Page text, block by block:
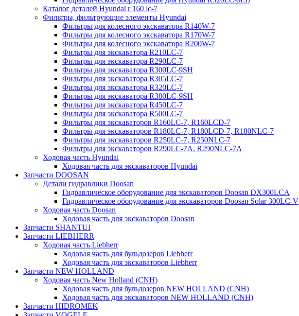
Каталог деталей Hyundai r 160 lc-7
Фильтры, фильтрующие элементы Hyundai
Фильтры для колесного экскаватора R140W-7
Фильтры для колесного экскаватора R170W-7
Фильтры для колесного экскаватора R200W-7
Фильтры для экскаватора R210LC-7
Фильтры для экскаватора R290LC-7
Фильтры для экскаватора R300LC-9SH
Фильтры для экскаватора R305LC-7
Фильтры для экскаватора R320LC-7
Фильтры для экскаватора R380LC-9SH
Фильтры для экскаватора R450LC-7
Фильтры для экскаватора R500LC-7
Фильтры для экскаваторов R160LC-7, R160LCD-7
Фильтры для экскаваторов R180LC-7, R180LCD-7, R180NLC-7
Фильтры для экскаваторов R250LC-7, R250NLC-7
Фильтры для экскаваторов R290LC-7A, R290NLC-7A
Ходовая часть Hyundai
Ходовая часть для экскаваторов Hyundai
Запчасти DOOSAN
Детали гидравлики Doosan
Гидравлическое оборудование для экскаваторов Doosan DX300LCA
Гидравлическое оборудование для экскаваторов Doosan Solar 300LC-V
Ходовая часть Doosan
Ходовая часть для экскаваторов Doosan
Запчасти SHANTUI
Запчасти LIEBHERR
Ходовая часть Liebherr
Ходовая часть для бульдозеров Liebherr
Ходовая часть для экскаваторов Liebherr
Запчасти NEW HOLLAND
Ходовая часть New Holland (CNH)
Ходовая часть для бульдозеров NEW HOLLAND (CNH)
Ходовая часть для экскаваторов NEW HOLLAND (CNH)
Запчасти HIDROMEK